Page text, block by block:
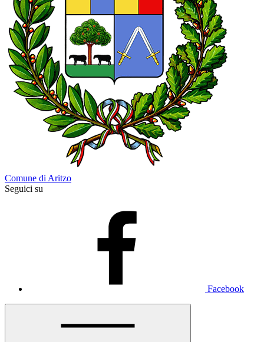
Comune di Aritzo
Seguici su
Facebook